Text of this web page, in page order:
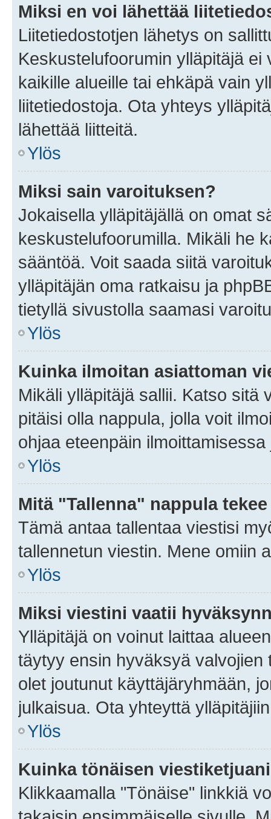
Miksi en voi lähettää
Liitetiedostotjen lähetys on
Keskustelufoorumin ylläpitäjä
kaikille alueille tai ehkäpä vain
liitetiedostoja. Ota yhteys
lähettää liitteitä.
Ylös
Miksi sain varoituksen?
Jokaisella ylläpitäjällä on omat
keskustelufoorumilla. Mikäli he
sääntöä. Voit saada siitä
ylläpitäjän oma ratkaisu ja
tietyllä sivustolla saamasi
Ylös
Kuinka ilmoitan asiattoman
Mikäli ylläpitäjä sallii. Katso sitä
pitäisi olla nappula, jolla voit
ohjaa eteenpäin
Ylös
Mitä "Tallenna" nappula
Tämä antaa tallentaa viestisi
tallennetun viestin. Mene omiin
Ylös
Miksi viestini vaatii
Ylläpitäjä on voinut laittaa
täytyy ensin hyväksyä
olet joutunut käyttäjäryhmään,
julkaisua. Ota yhteyttä
Ylös
Kuinka tönäisen
Klikkaamalla "Tönäise" linkkiä